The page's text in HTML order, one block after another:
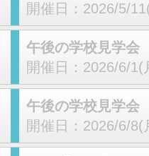
開催日： 2026/5/
午後の学校見学会
開催日： 2026/6/1(
午後の学校見学会
開催日： 2026/6/8(